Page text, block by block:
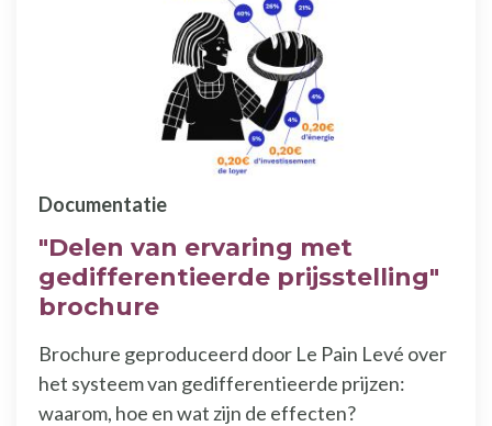
"Delen van ervaring met
gedifferentieerde prijsstelling"
brochure
Documentatie
Brochure geproduceerd door Le Pain Levé over
het systeem van gedifferentieerde prijzen:
waarom, hoe en wat zijn de effecten?